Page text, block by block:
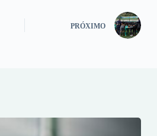
PRÓXIMO